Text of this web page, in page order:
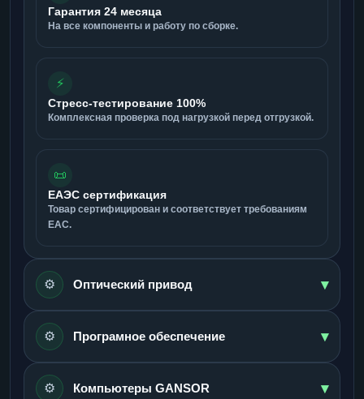
Гарантия 24 месяца
На все компоненты и работу по сборке.
⚡
Стресс-тестирование 100%
Комплексная проверка под нагрузкой перед отгрузкой.
📜
ЕАЭС сертификация
Товар сертифицирован и соответствует требованиям
ЕАС.
⚙️ Оптический привод ▾
⚙️ Програмное обеспечение ▾
⚙️ Компьютеры GANSOR ▾